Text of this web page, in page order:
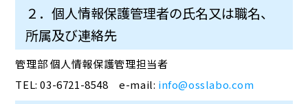
２．個人情報保護管理者の氏名又は職名、
所属及び連絡先
管理部 個人情報保護管理担当者
TEL: 03-6721-8548 e-mail: info@osslabo.com